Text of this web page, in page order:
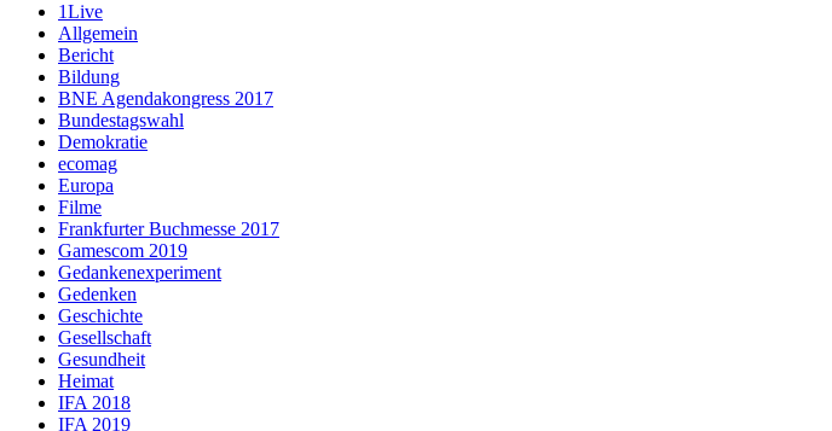
1Live
Allgemein
Bericht
Bildung
BNE Agendakongress 2017
Bundestagswahl
Demokratie
ecomag
Europa
Filme
Frankfurter Buchmesse 2017
Gamescom 2019
Gedankenexperiment
Gedenken
Geschichte
Gesellschaft
Gesundheit
Heimat
IFA 2018
IFA 2019